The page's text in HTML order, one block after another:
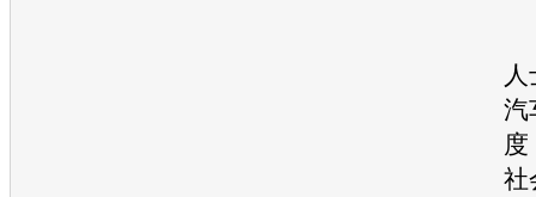
汽
社